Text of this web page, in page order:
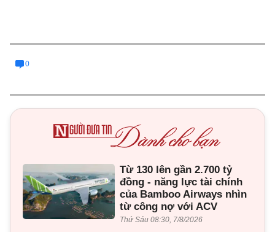
0
Từ 130 lên gần 2.700 tỷ
đồng - năng lực tài chính
của Bamboo Airways nhìn
từ công nợ với ACV
Thứ Sáu 08:30, 7/8/2026